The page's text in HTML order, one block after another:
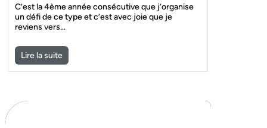
C’est la 4ème année consécutive que j’organise
un défi de ce type et c’est avec joie que je
reviens vers…
Lire la suite